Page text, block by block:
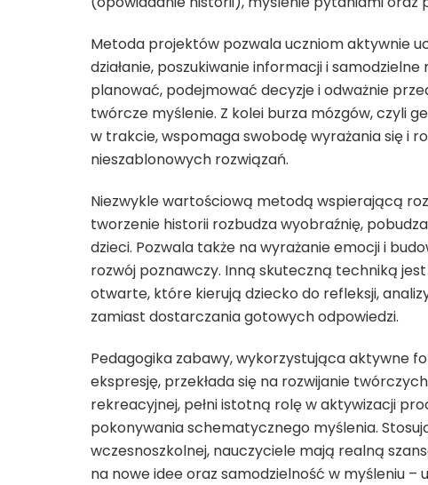
Metoda projektów pozwala uczniom aktywnie
działanie, poszukiwanie informacji i
planować, podejmować decyzje i odważnie
twórcze myślenie. Z kolei burza mózgów, czyli
w trakcie, wspomaga swobodę wyrażania się i
nieszablonowych rozwiązań.
Niezwykle wartościową metodą wspierającą
tworzenie historii rozbudza wyobraźnię,
dzieci. Pozwala także na wyrażanie emocji i
rozwój poznawczy. Inną skuteczną techniką
otwarte, które kierują dziecko do refleksji,
zamiast dostarczania gotowych odpowiedzi.
Pedagogika zabawy, wykorzystująca aktywne
ekspresję, przekłada się na rozwijanie
rekreacyjnej, pełni istotną rolę w aktywizacji
pokonywania schematycznego myślenia.
wczesnoszkolnej, nauczyciele mają realną
na nowe idee oraz samodzielność w myśleniu